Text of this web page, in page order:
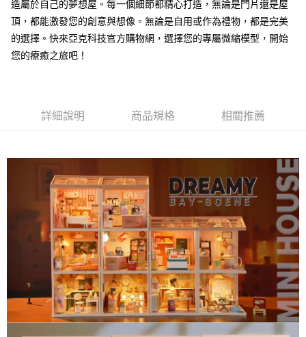
台灣樂天信用卡公司
台新國際商業銀行
中國信託商業銀行
永豐商業銀行
玉山商業銀行
星展（台灣）商業銀行
台新國際商業銀行
中國信託商業銀行
台灣樂天信用卡公司
悠遊付
Google Pay
全盈+PAY
【關於「AFTEE先享後付」】
１．簡單：不需註冊會員、不需綁卡、不需儲值。
３．安心：先確認商品／服務後，再付款。
【「AFTEE先享後付」結帳流程】
１．於結帳方式選擇「AFTEE先享後付」後，將跳轉至「AFTEE先享後付」
結帳頁面，進行簡訊認證並確認金額後，即可完成結帳。
２．訂單成立數日內，您將收到繳費通知簡訊。
３．收到繳費通知簡訊後14天內，點擊此簡訊中的連結，可透過四大超商／
ATM／網路銀行／等多元方式進行付款，方視為交易完成。
※ 請注意：結帳手續完成當下不需立刻繳費，但若您需要取消訂單，請聯絡
購買商品的店家。未經商家同意取消之訂單仍視為有效，需透過AFTEE先享
後付繳納相關費用。
※ 交易是否成功請以「AFTEE先享後付 」之結帳頁面顯示為準，若有關於
是否繳費成功／繳費後需取消欲退款等相關疑問，請聯繫「AFTEE先享後付
全家取貨付款 (運費60$)
每筆NT$70，滿NT$490(含以上)免運費
付款後全家取貨 (運費70$)
每筆NT$70，滿NT$490(含以上)免運費
萊爾富取貨付款 (運費70$)
每筆NT$70，滿NT$490(含以上)免運費
付款後萊爾富取貨 (運費70$)
造屬於自己的夢想屋。每一個細節都精心打造，無論是門片還是屋
頂，都能激發您的創意與想像。無論是自用或作為禮物，都是完美
的選擇。快來亞克科技官方購物網，選擇您的專屬微縮模型，開始
您的療癒之旅吧！
詳細說明 商品規格 相關推薦